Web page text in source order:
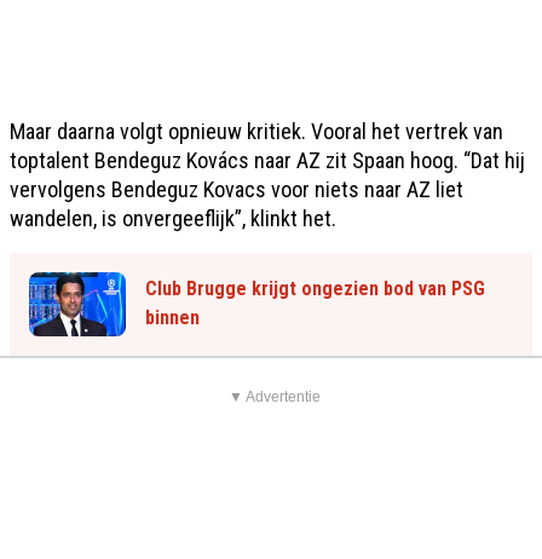
Maar daarna volgt opnieuw kritiek. Vooral het vertrek van
toptalent Bendeguz Kovács naar AZ zit Spaan hoog. “Dat hij
vervolgens Bendeguz Kovacs voor niets naar AZ liet
wandelen, is onvergeeflijk”, klinkt het.
Club Brugge krijgt ongezien bod van PSG
binnen
▼ Advertentie